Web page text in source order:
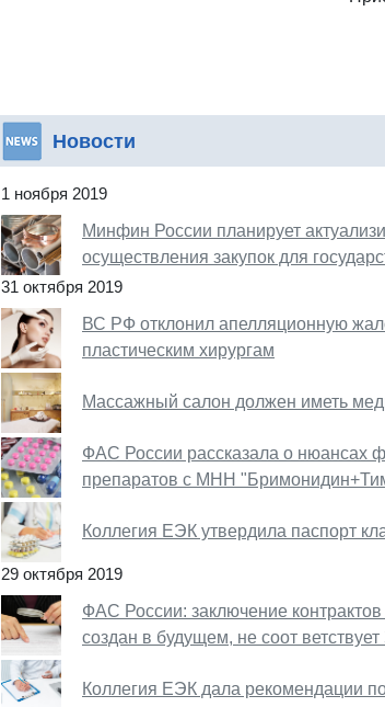
Новости
1 ноября 2019
Минфин России планирует
осуществления закупок для
31 октября 2019
ВС РФ отклонил апелляционную
пластическим хирургам
Массажный салон должен иметь
ФАС России рассказала о нюансах
препаратов с МНН
Коллегия ЕЭК утвердила паспорт
29 октября 2019
ФАС России: заключение
создан в будущем, не соот
Коллегия ЕЭК дала рекомендации